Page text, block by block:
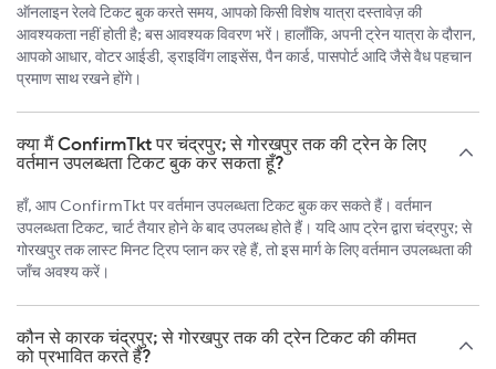
ऑनलाइन रेलवे टिकट बुक करते समय, आपको किसी विशेष यात्रा दस्तावेज़ की
आवश्यकता नहीं होती है; बस आवश्यक विवरण भरें। हालाँकि, अपनी ट्रेन यात्रा के दौरान,
आपको आधार, वोटर आईडी, ड्राइविंग लाइसेंस, पैन कार्ड, पासपोर्ट आदि जैसे वैध पहचान
प्रमाण साथ रखने होंगे।
क्या मैं ConfirmTkt पर चंद्रपुर; से गोरखपुर तक की ट्रेन के लिए
वर्तमान उपलब्धता टिकट बुक कर सकता हूँ?
हाँ, आप ConfirmTkt पर वर्तमान उपलब्धता टिकट बुक कर सकते हैं। वर्तमान
उपलब्धता टिकट, चार्ट तैयार होने के बाद उपलब्ध होते हैं। यदि आप ट्रेन द्वारा चंद्रपुर; से
गोरखपुर तक लास्ट मिनट ट्रिप प्लान कर रहे हैं, तो इस मार्ग के लिए वर्तमान उपलब्धता की
जाँच अवश्य करें।
कौन से कारक चंद्रपुर; से गोरखपुर तक की ट्रेन टिकट की कीमत
को प्रभावित करते हैं?